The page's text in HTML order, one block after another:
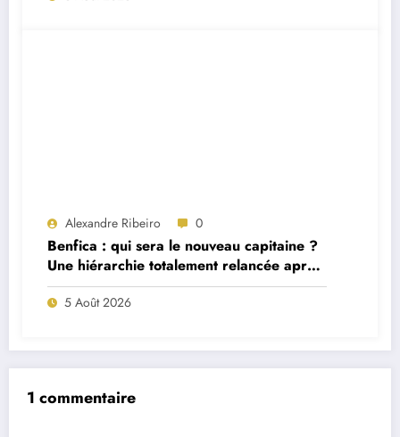
Alexandre Ribeiro 0
Benfica : qui sera le nouveau capitaine ?
Une hiérarchie totalement relancée après
deux départs majeurs
5 Août 2026
1 commentaire